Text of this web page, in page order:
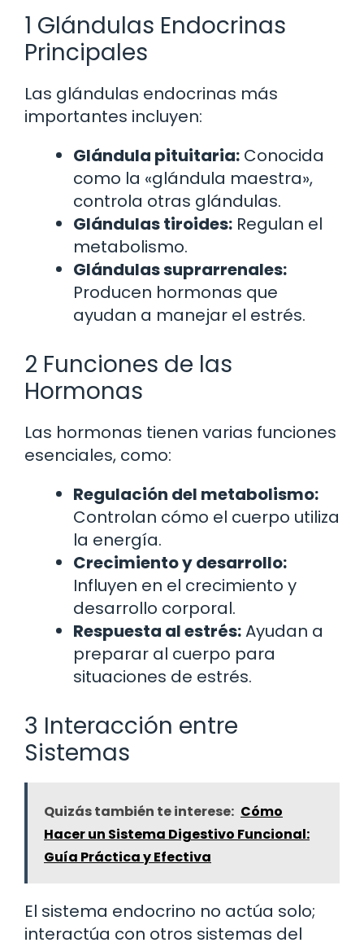
1 Glándulas Endocrinas
Principales
Las glándulas endocrinas más
importantes incluyen:
Glándula pituitaria: Conocida
como la «glándula maestra»,
controla otras glándulas.
Glándulas tiroides: Regulan el
metabolismo.
Glándulas suprarrenales:
Producen hormonas que
ayudan a manejar el estrés.
2 Funciones de las
Hormonas
Las hormonas tienen varias funciones
esenciales, como:
Regulación del metabolismo:
Controlan cómo el cuerpo utiliza
la energía.
Crecimiento y desarrollo:
Influyen en el crecimiento y
desarrollo corporal.
Respuesta al estrés:Ayudan a
preparar al cuerpo para
situaciones de estrés.
3 Interacción entre
Sistemas
Quizás también te interese: Cómo
Hacer un Sistema Digestivo Funcional:
Guía Práctica y Efectiva
El sistema endocrino no actúa solo;
interactúa con otros sistemas del